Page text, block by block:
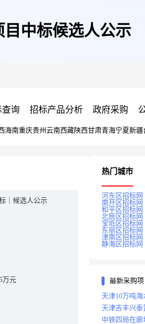
中标候选人公示
询 招标产品分析 政府采购
海南重庆贵州 云南西藏陕西甘肃青海宁夏新疆
｜候选人公示
万元
热门城市
河东区招标网
南开区招标网
和平区招标网
北辰区招标网
宝坻区招标网
东丽区招标网
津南区招标网
静海区招标网
最新采购项
天津10万吨
天津吉丰兴
标工程
中铁四局在